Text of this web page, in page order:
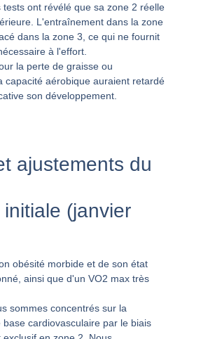
tests ont révélé que sa zone 2 réelle
L'entraînement dans la zone
dans la zone 3, ce qui ne fournit
à l'effort.
la perte de graisse ou
capacité aérobique auraient retardé
son développement.
ajustements du
(janvier
obésité morbide et de son état
ainsi que d'un VO2 max très
sommes concentrés sur la
cardiovasculaire par le biais